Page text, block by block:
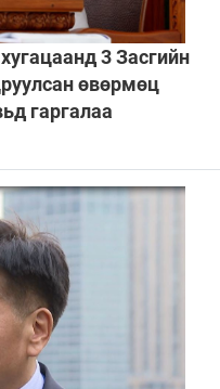
3 Засгийн
өвөрмөц
гаргалаа